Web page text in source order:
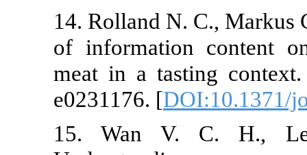
14. Rolland
of
meat in a
e0231176.‏ [
15. Wan